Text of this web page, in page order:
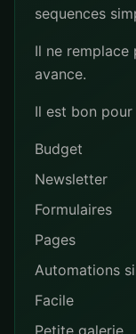
sequences
Il ne remplace
avance.
Il est bon pour
Budget
Newsletter
Formulaires
Pages
Automations
Facile
Petite galerie